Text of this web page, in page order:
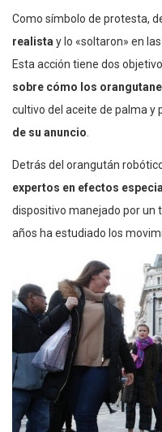
Como símbolo de protesta,
realista y lo «soltaron» en
Esta acción tiene dos
sobre cómo los
cultivo del aceite de palma y
de su anuncio
Detrás del orangután
expertos en efectos
dispositivo manejado por un
años ha estudiado los